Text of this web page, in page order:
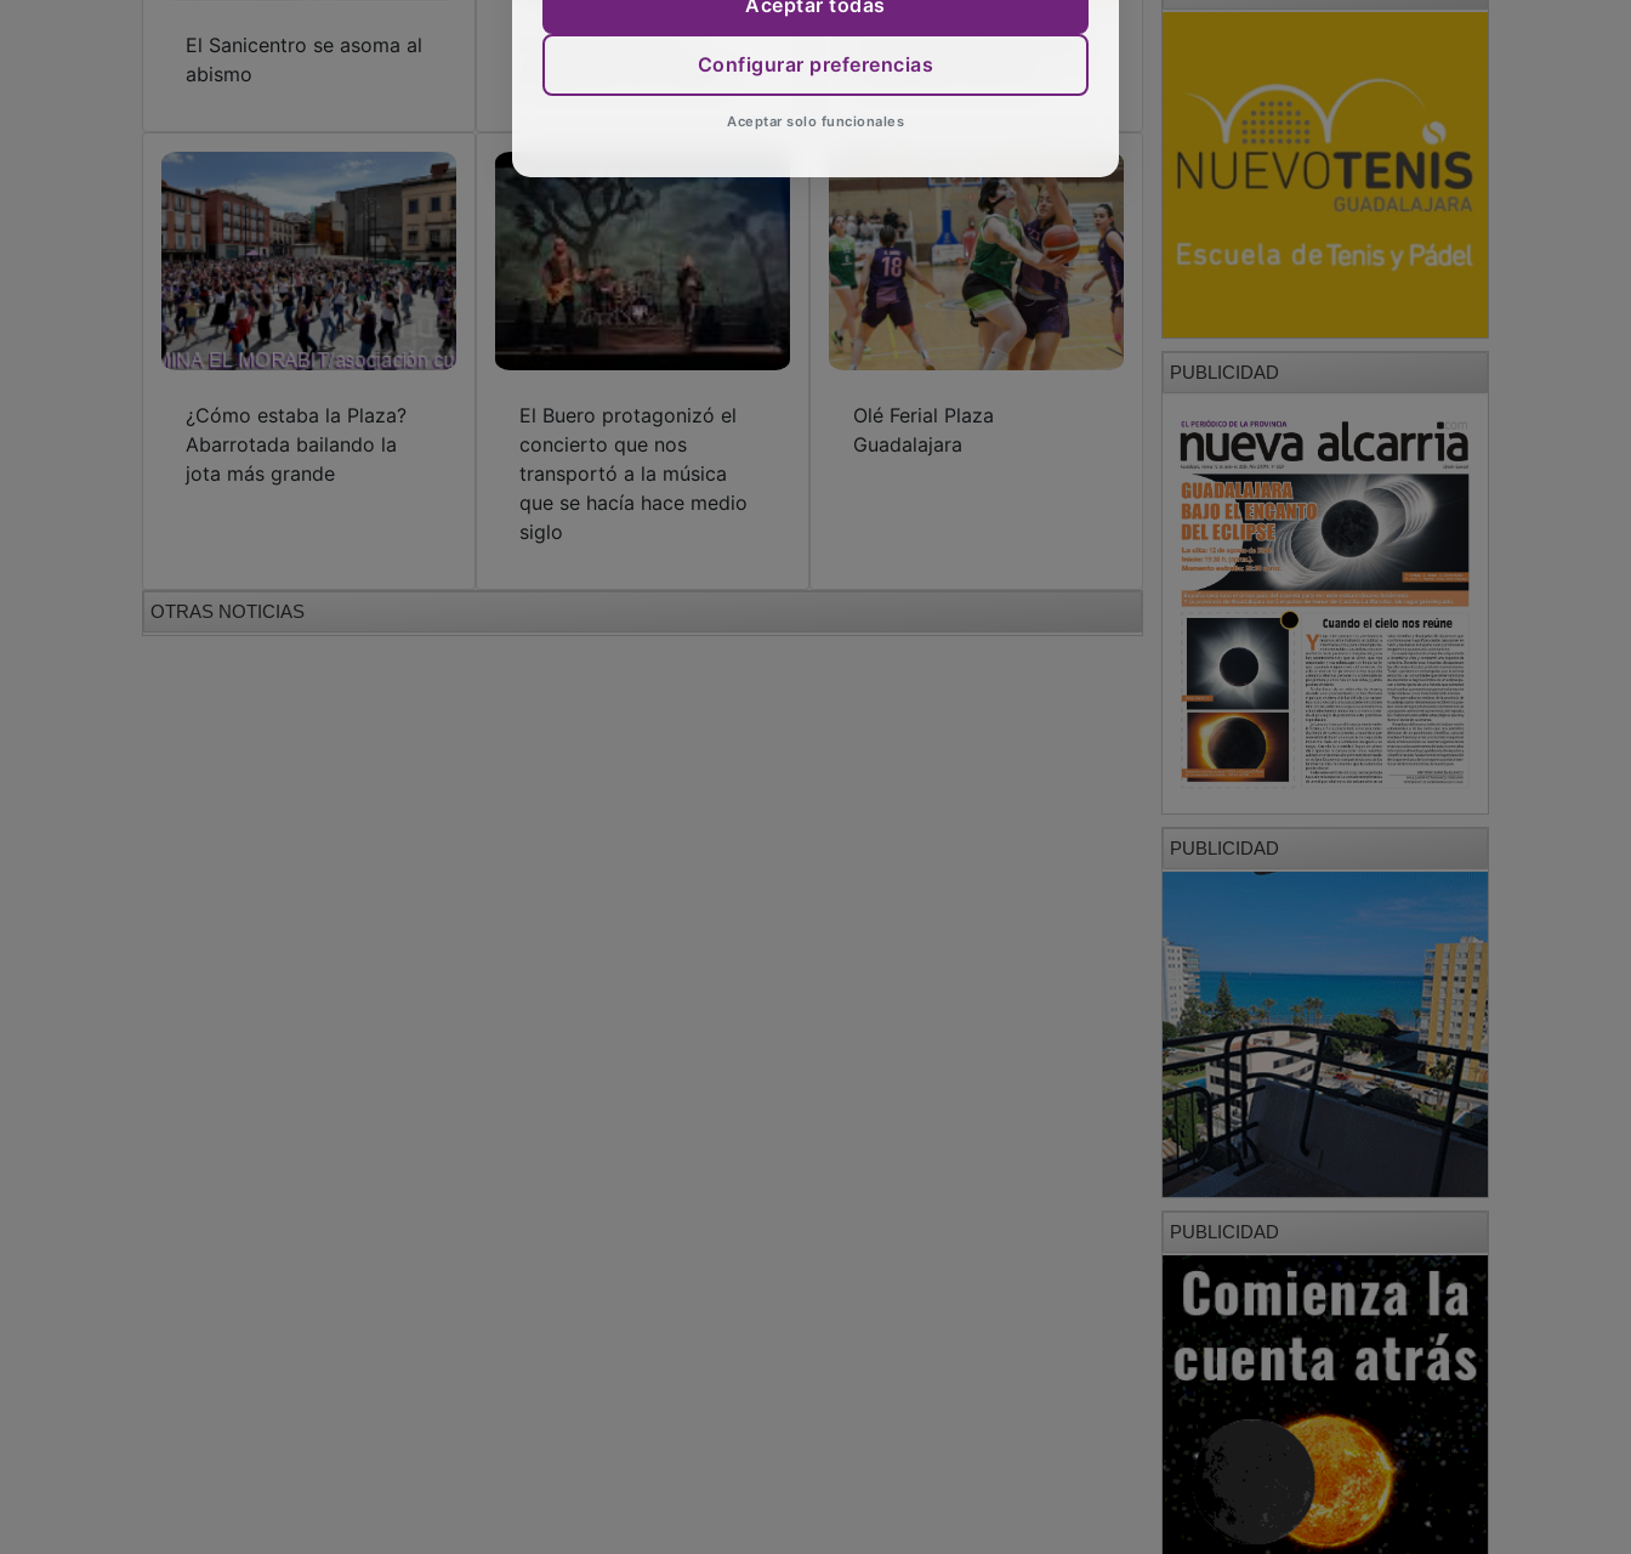
El Sanicentro se asoma al
abismo
Empate cruel en la
despedida del Dínamo
El Ferial Plaza cierra una
temporada histórica
¿Cómo estaba la Plaza?
Abarrotada bailando la
jota más grande
El Buero protagonizó el
concierto que nos
transportó a la música
que se hacía hace medio
siglo
Olé Ferial Plaza
Guadalajara
OTRAS NOTICIAS
PUBLICIDAD
PUBLICIDAD
PUBLICIDAD
Configurar preferencias
Aceptar solo funcionales